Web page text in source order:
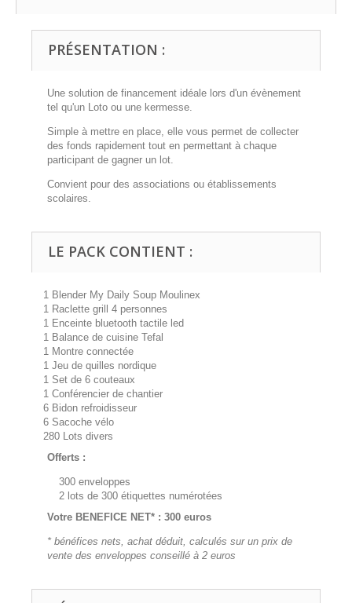
PRÉSENTATION :
Une solution de financement idéale lors d'un évènement
tel qu'un Loto ou une kermesse.
Simple à mettre en place, elle vous permet de collecter
des fonds rapidement tout en permettant à chaque
participant de gagner un lot.
Convient pour des associations ou établissements
scolaires.
LE PACK CONTIENT :
1 Blender My Daily Soup Moulinex
1 Raclette grill 4 personnes
1 Enceinte bluetooth tactile led
1 Balance de cuisine Tefal
1 Montre connectée
1 Jeu de quilles nordique
1 Set de 6 couteaux
1 Conférencier de chantier
6 Bidon refroidisseur
6 Sacoche vélo
280 Lots divers
Offerts :
300 enveloppes
2 lots de 300 étiquettes numérotées
Votre BENEFICE NET* : 300 euros
* bénéfices nets, achat déduit, calculés sur un prix de
vente des enveloppes conseillé à 2 euros